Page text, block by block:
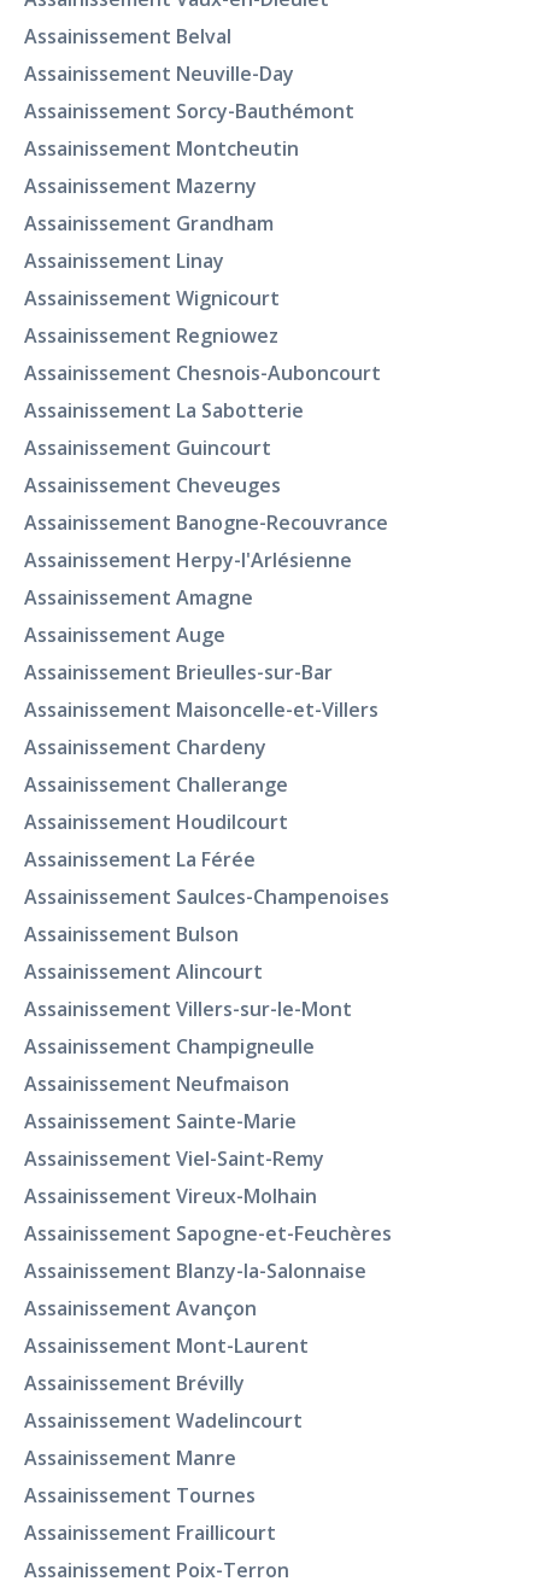
Assainissement Belval
Assainissement Neuville-Day
Assainissement Sorcy-Bauthémont
Assainissement Montcheutin
Assainissement Mazerny
Assainissement Grandham
Assainissement Linay
Assainissement Wignicourt
Assainissement Regniowez
Assainissement Chesnois-Auboncourt
Assainissement La Sabotterie
Assainissement Guincourt
Assainissement Cheveuges
Assainissement Banogne-Recouvrance
Assainissement Herpy-l'Arlésienne
Assainissement Amagne
Assainissement Auge
Assainissement Brieulles-sur-Bar
Assainissement Maisoncelle-et-Villers
Assainissement Chardeny
Assainissement Challerange
Assainissement Houdilcourt
Assainissement La Férée
Assainissement Saulces-Champenoises
Assainissement Bulson
Assainissement Alincourt
Assainissement Villers-sur-le-Mont
Assainissement Champigneulle
Assainissement Neufmaison
Assainissement Sainte-Marie
Assainissement Viel-Saint-Remy
Assainissement Vireux-Molhain
Assainissement Sapogne-et-Feuchères
Assainissement Blanzy-la-Salonnaise
Assainissement Avançon
Assainissement Mont-Laurent
Assainissement Brévilly
Assainissement Wadelincourt
Assainissement Manre
Assainissement Tournes
Assainissement Fraillicourt
Assainissement Poix-Terron